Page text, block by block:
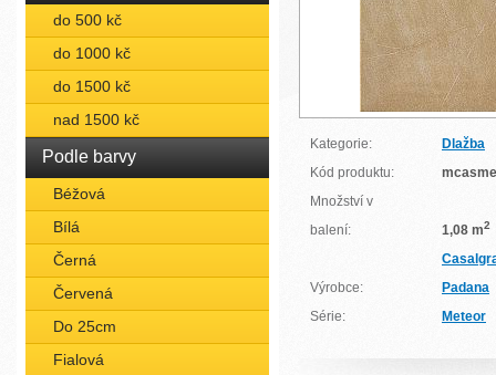
do 500 kč
do 1000 kč
do 1500 kč
nad 1500 kč
Podle barvy
Béžová
Bílá
Černá
Červená
Do 25cm
Fialová
Kategorie:
Dlažba
Kód produktu:
Množství v
balení:
1,08 m2
Výrobce:
Padana
Série:
Meteor